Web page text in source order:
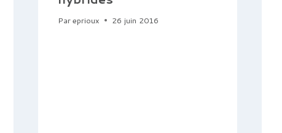
Pareprioux 26 juin 2016